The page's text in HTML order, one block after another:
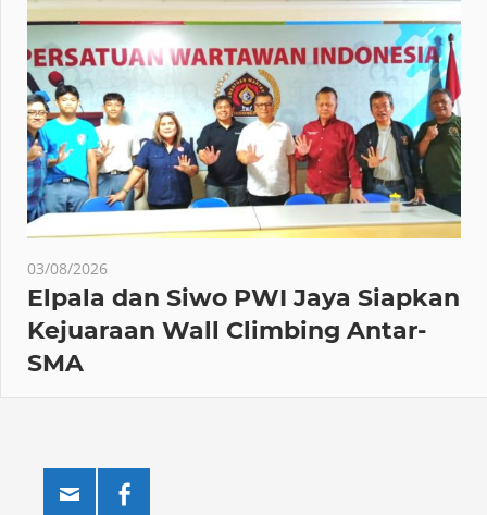
03/08/2026
Elpala dan Siwo PWI Jaya Siapkan
Kejuaraan Wall Climbing Antar-
SMA